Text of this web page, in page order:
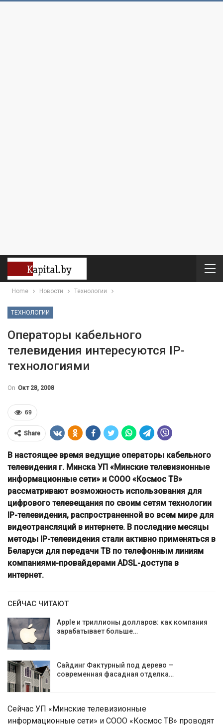
Home Новости Технологии
ТЕХНОЛОГИИ
Операторы кабельного
телевидения интересуются IP-
технологиями
On Окт 28, 2008
69
Share
В настоящее время ведущие операторы кабельного
телевидения г. Минска УП «Минские телевизионные
информационные сети» и СООО «Космос ТВ»
рассматривают возможность использования для
цифрового телевещания по своим сетям технологии
IP-телевидения, распространенной во всем мире для
видеотрансляций в интернете. В последние месяцы
методы IP-телевидения стали активно применяться в
Беларуси для передачи ТВ по телефонным линиям
компаниями-провайдерами ADSL-доступа в
интернет.
СЕЙЧАС ЧИТАЮТ
Apple и триллионы долларов: как компания
зарабатывает больше…
Сайдинг Фактурный под дерево —
современная фасадная отделка…
Сейчас УП «Минские телевизионные
информационные сети» и СООО «Космос ТВ» проводят